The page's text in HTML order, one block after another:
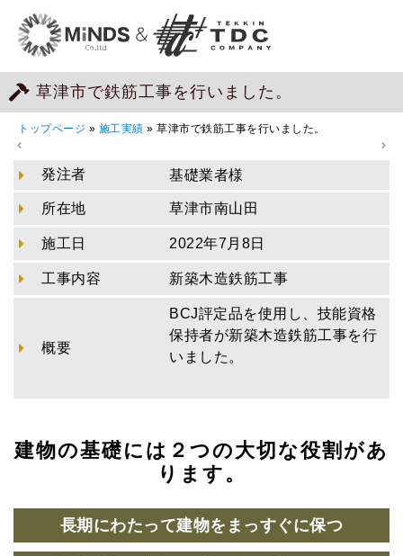
草津市で鉄筋工事を行いました。
トップページ » 施工実績 » 草津市で鉄筋工事を行いました。
発注者 基礎業者様
所在地 草津市南山田
施工日 2022年7月8日
工事内容 新築木造鉄筋工事
概要
BCJ評定品を使用し、技能資格
保持者が新築木造鉄筋工事を行
いました。
建物の基礎には２つの大切な役割があ
ります。
長期にわたって建物をまっすぐに保つ